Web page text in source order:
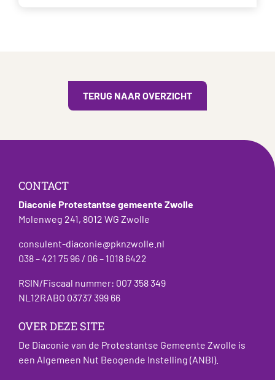
TERUG NAAR OVERZICHT
CONTACT
Diaconie Protestantse gemeente Zwolle
Molenweg 241, 8012 WG Zwolle
consulent-diaconie@pknzwolle.nl
038 – 421 75 96 / 06 – 1018 6422
RSIN/Fiscaal nummer: 007 358 349
NL12RABO 03737 399 66
OVER DEZE SITE
De Diaconie van de Protestantse Gemeente Zwolle is
een Algemeen Nut Beogende Instelling (ANBI).